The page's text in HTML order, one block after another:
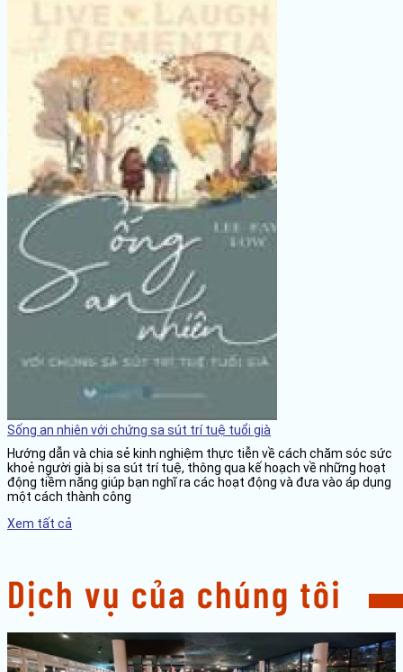
Sống an nhiên với chứng sa sút trí tuệ tuổi già
Hướng dẫn và chia sẻ kinh nghiệm thực tiễn về cách chăm sóc sức
khoẻ người già bị sa sút trí tuệ, thông qua kế hoạch về những hoạt
động tiềm năng giúp bạn nghĩ ra các hoạt động và đưa vào áp dụng
một cách thành công
Xem tất cả